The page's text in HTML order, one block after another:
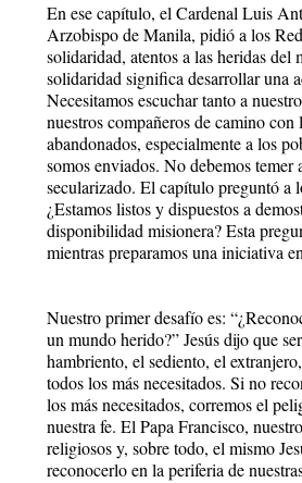
En ese capítulo, el Cardenal Luis
Arzobispo de Manila, pidió a los
solidaridad, atentos a las heridas
solidaridad significa desarrollar una
Necesitamos escuchar tanto a
nuestros compañeros de camino con
abandonados, especialmente a los
somos enviados. No debemos temer
secularizado. El capítulo preguntó a
¿Estamos listos y dispuestos a
disponibilidad misionera? Esta
mientras preparamos una iniciativa
Nuestro primer desafío es:
un mundo herido?” Jesús dijo que
hambriento, el sediento, el
todos los más necesitados. Si no
los más necesitados, corremos el
nuestra fe. El Papa Francisco,
religiosos y, sobre todo, el mismo
reconocerlo en la periferia de